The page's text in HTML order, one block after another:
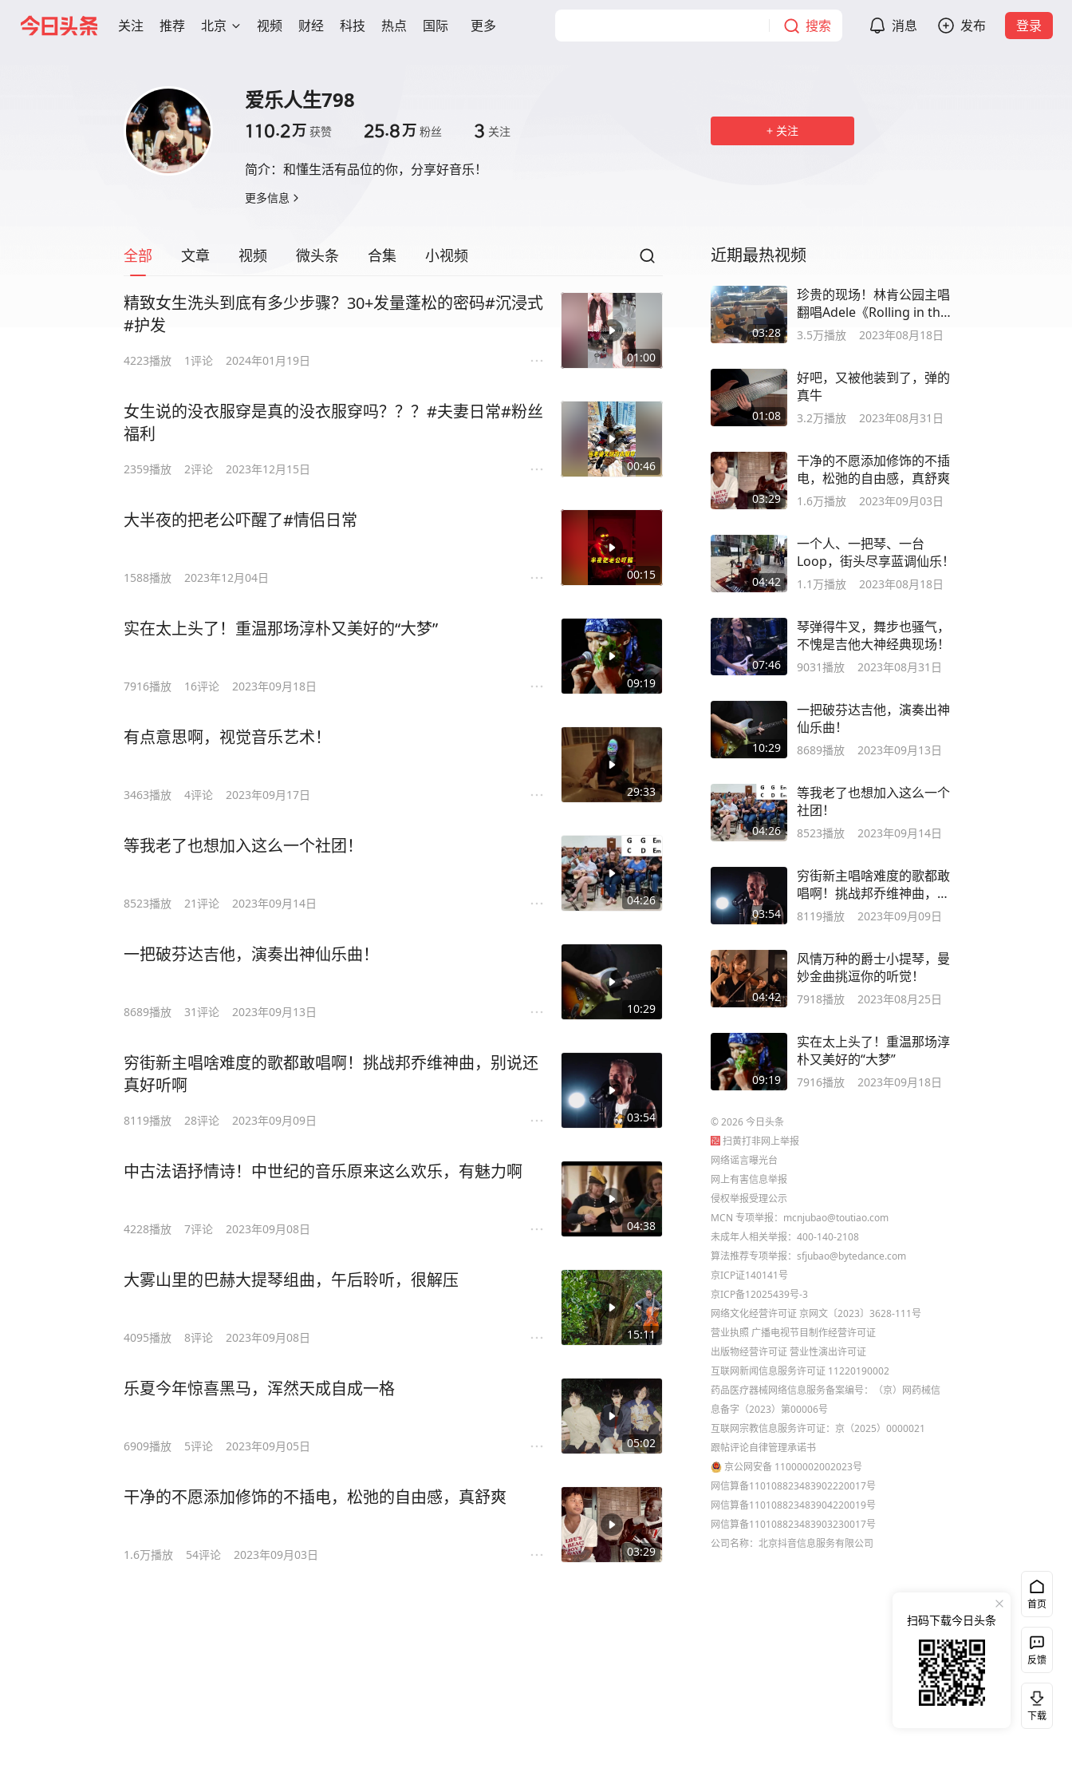
关注 推荐 北京 视频 财经 科技 热点 国际 更多 搜索 消息 发布 登录
爱乐人生798
110.2万 获赞 25.8万 粉丝 3 关注
简介： 和懂生活有品位的你，分享好音乐！
更多信息
关注
全部 文章 视频 微头条 合集 小视频
01:00
精致女生洗头到底有多少步骤？30+发量蓬松的密码#沉浸式
#护发
4223播放 1评论 2024年01月19日
00:46
女生说的没衣服穿是真的没衣服穿吗？？？#夫妻日常#粉丝
福利
2359播放 2评论 2023年12月15日
00:15
大半夜的把老公吓醒了#情侣日常
1588播放 2023年12月04日
09:19
实在太上头了！重温那场淳朴又美好的“大梦”
7916播放 16评论 2023年09月18日
29:33
有点意思啊，视觉音乐艺术！
3463播放 4评论 2023年09月17日
04:26
等我老了也想加入这么一个社团！
8523播放 21评论 2023年09月14日
10:29
一把破芬达吉他，演奏出神仙乐曲！
8689播放 31评论 2023年09月13日
03:54
穷街新主唱啥难度的歌都敢唱啊！挑战邦乔维神曲，别说还
真好听啊
8119播放 28评论 2023年09月09日
04:38
中古法语抒情诗！中世纪的音乐原来这么欢乐，有魅力啊
4228播放 7评论 2023年09月08日
15:11
大雾山里的巴赫大提琴组曲，午后聆听，很解压
4095播放 8评论 2023年09月08日
05:02
乐夏今年惊喜黑马，浑然天成自成一格
6909播放 5评论 2023年09月05日
03:29
干净的不愿添加修饰的不插电，松弛的自由感，真舒爽
1.6万播放 54评论 2023年09月03日
近期最热视频
03:28
珍贵的现场！林肯公园主唱
翻唱Adele《Rolling in the
Deep》
3.5万播放 2023年08月18日
01:08
好吧，又被他装到了，弹的
真牛
3.2万播放 2023年08月31日
03:29
干净的不愿添加修饰的不插
电，松弛的自由感，真舒爽
1.6万播放 2023年09月03日
04:42
一个人、一把琴、一台
Loop，街头尽享蓝调仙乐！
1.1万播放 2023年08月18日
07:46
琴弹得牛叉，舞步也骚气，
不愧是吉他大神经典现场！
9031播放 2023年08月31日
10:29
一把破芬达吉他，演奏出神
仙乐曲！
8689播放 2023年09月13日
04:26
等我老了也想加入这么一个
社团！
8523播放 2023年09月14日
03:54
穷街新主唱啥难度的歌都敢
唱啊！挑战邦乔维神曲，别
说还真好听啊
8119播放 2023年09月09日
04:42
风情万种的爵士小提琴，曼
妙金曲挑逗你的听觉！
7918播放 2023年08月25日
09:19
实在太上头了！重温那场淳
朴又美好的“大梦”
7916播放 2023年09月18日
©2026今日头条
扫黄打非网上举报
网络谣言曝光台
网上有害信息举报
侵权举报受理公示
MCN 专项举报：mcnjubao@toutiao.com
未成年人相关举报：400-140-2108
算法推荐专项举报：sfjubao@bytedance.com
京ICP证140141号
京ICP备12025439号-3
网络文化经营许可证 京网文〔2023〕3628-111号
营业执照 广播电视节目制作经营许可证
出版物经营许可证 营业性演出许可证
互联网新闻信息服务许可证 11220190002
药品医疗器械网络信息服务备案编号：（京）网药械信
息备字（2023）第00006号
互联网宗教信息服务许可证：京（2025）0000021
跟帖评论自律管理承诺书
京公网安备 11000002002023号
网信算备110108823483902220017号
网信算备110108823483904220019号
网信算备110108823483903230017号
公司名称：北京抖音信息服务有限公司
首页
反馈
下载
扫码下载今日头条